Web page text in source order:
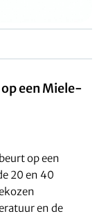
een Miele-
op een
20 en 40
en de